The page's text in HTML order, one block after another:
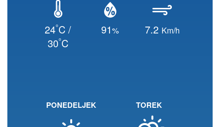
24°C /
30°C
91% 7.2 Km/h
PONEDELJEK TOREK